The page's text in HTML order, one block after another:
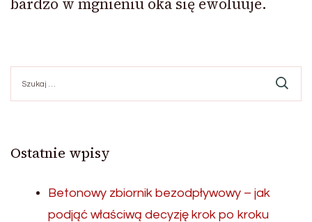
Ostatnie wpisy
Betonowy zbiornik bezodpływowy – jak
podjąć właściwą decyzję krok po kroku